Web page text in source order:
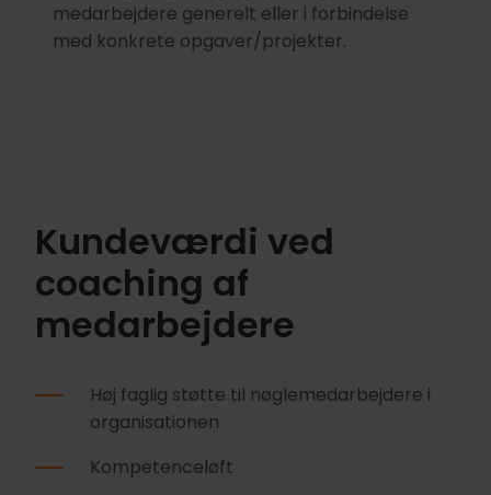
medarbejdere generelt eller i forbindelse
med konkrete opgaver/projekter.
Kundeværdi ved
coaching af
medarbejdere
Høj faglig støtte til nøglemedarbejdere i
organisationen
Kompetenceløft